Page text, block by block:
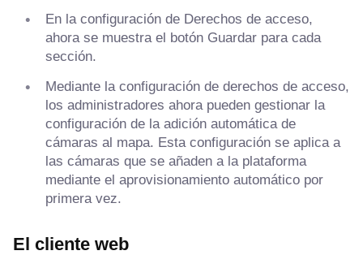
En la configuración de Derechos de acceso,
ahora se muestra el botón Guardar para cada
sección.
Mediante la configuración de derechos de acceso,
los administradores ahora pueden gestionar la
configuración de la adición automática de
cámaras al mapa. Esta configuración se aplica a
las cámaras que se añaden a la plataforma
mediante el aprovisionamiento automático por
primera vez.
El cliente web